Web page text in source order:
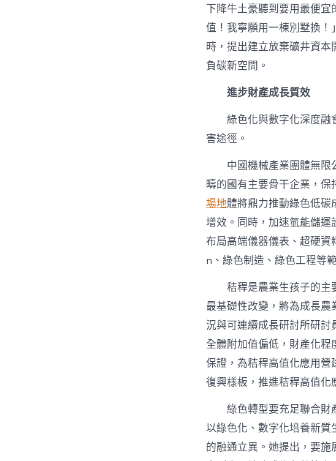
下降牛土豪聽到要用最便
值！我寧願用一棟別墅換！
時，提出建立放棄礦井資
負碳新空間。
進步財產成長質效
綠色化與數字化深度融
害途徑。
中國機械產業團體無
疇的國有主要骨干企業，保
場地體將鼎力推動綠色低碳
增效。同時，加速氫能儲
布局高端儀器儀表、超硬資
n、綠色制造、綠色工程等
秸稈是農業生孩子的主
最基礎性改變，將為成長
況與可連續成長研討所研
全體附加值偏低，財產化
保證，為秸稈高值化應用
復興樣板，推進秸稈高值化
綠色轉型要充足聯合財
以綠色化、數字化培養新質
的融通立異。她提出，要